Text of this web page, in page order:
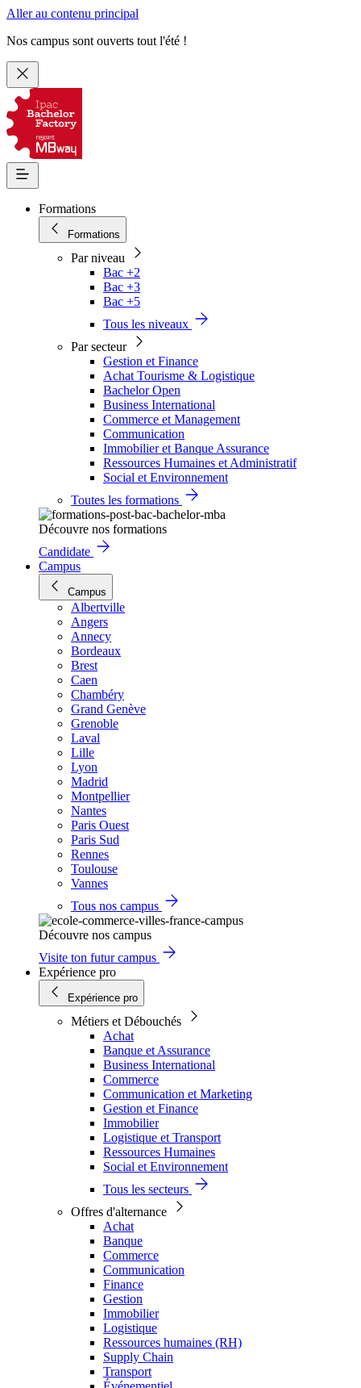
Aller au contenu principal
Nos campus sont ouverts tout l'été !
Formations
Formations
Par niveau
Bac +2
Bac +3
Bac +5
Tous les niveaux
Par secteur
Gestion et Finance
Achat Tourisme & Logistique
Bachelor Open
Business International
Commerce et Management
Communication
Immobilier et Banque Assurance
Ressources Humaines et Administratif
Social et Environnement
Toutes les formations
Découvre nos formations
Candidate
Campus
Campus
Albertville
Angers
Annecy
Bordeaux
Brest
Caen
Chambéry
Grand Genève
Grenoble
Laval
Lille
Lyon
Madrid
Montpellier
Nantes
Paris Ouest
Paris Sud
Rennes
Toulouse
Vannes
Tous nos campus
Découvre nos campus
Visite ton futur campus
Expérience pro
Expérience pro
Métiers et Débouchés
Achat
Banque et Assurance
Business International
Commerce
Communication et Marketing
Gestion et Finance
Immobilier
Logistique et Transport
Ressources Humaines
Social et Environnement
Tous les secteurs
Offres d'alternance
Achat
Banque
Commerce
Communication
Finance
Gestion
Immobilier
Logistique
Ressources humaines (RH)
Supply Chain
Transport